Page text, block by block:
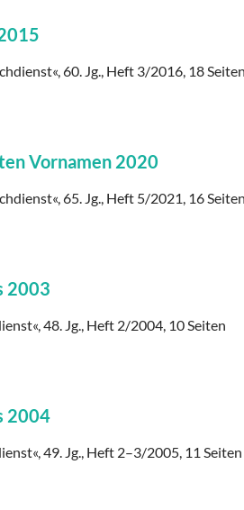
60. Jg., Heft 3/2016, 18 Seiten
Vornamen 2020
65. Jg., Heft 5/2021, 16 Seiten
2003
48. Jg., Heft 2/2004, 10 Seiten
2004
49. Jg., Heft 2–3/2005, 11 Seiten